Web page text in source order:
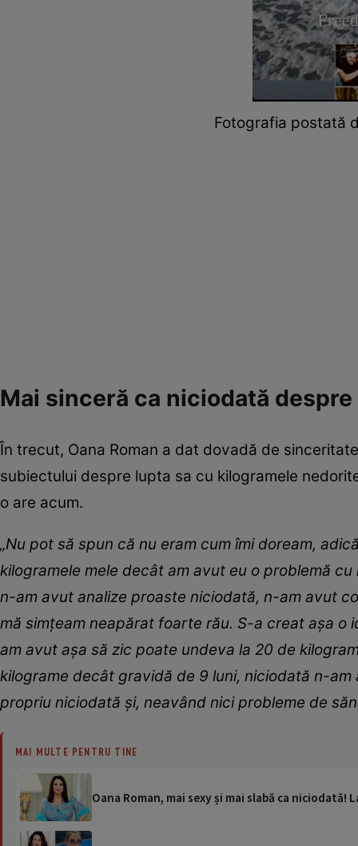
Fotografia postată
Mai sinceră ca niciodată
În trecut, Oana Roman a dat dovadă de
subiectului despre lupta sa cu kilogramele
o are acum.
„Nu pot să spun că nu eram cum îmi doream,
kilogramele mele decât am avut eu o problemă
n-am avut analize proaste niciodată, n-am avut
mă simțeam neapărat foarte rău. S-a creat așa o
am avut așa să zic poate undeva la 20 de
kilograme decât gravidă de 9 luni, niciodată n-
propriu niciodată și, neavând nici probleme de
MAI MULTE PENTRU TINE
Oana Roman, mai sexy și mai slabă ca niciodată!